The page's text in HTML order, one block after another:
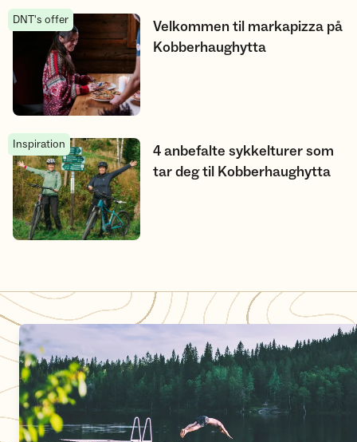
Velkommen til markapizza på Kobberhaughytta
DNT's offer
Velkommen til markapizza på
Kobberhaughytta
4 anbefalte sykkelturer som tar deg til Kobberhaughytta
Inspiration
4 anbefalte sykkelturer som
tar deg til Kobberhaughytta
COGNITIVE_SERVICE_TRANSLATE_ERROR